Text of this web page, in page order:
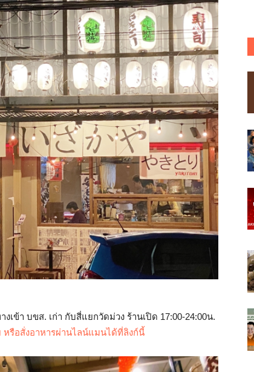
เข้า บขส. เก่า กับสี่แยกวัดม่วง ร้านเปิด 17:00-24:00น.
หรือสั่งอาหารผ่านไลน์แมนได้ที่ลิงก์นี้